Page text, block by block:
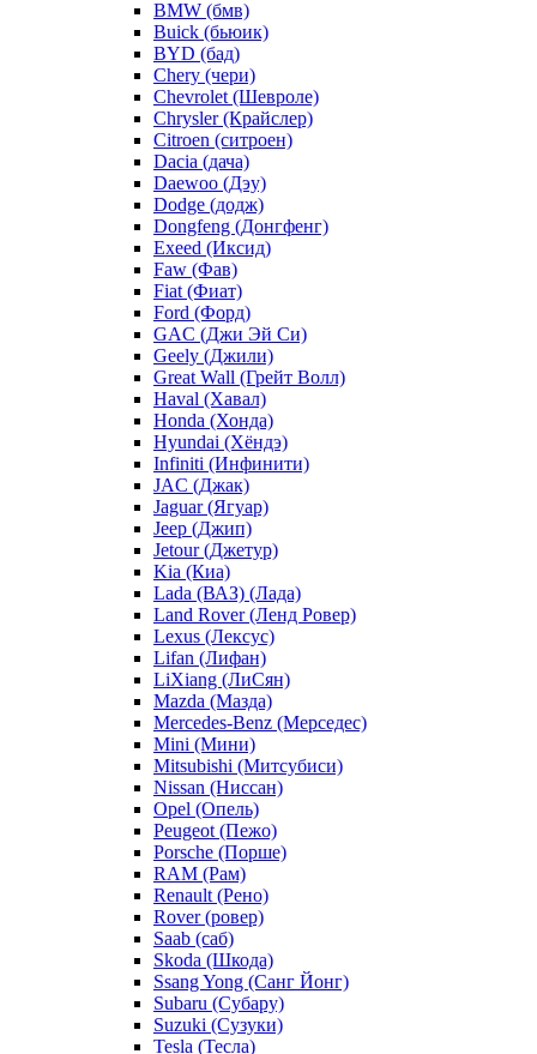
BMW (бмв)
Buick (бьюик)
BYD (бад)
Chery (чери)
Chevrolet (Шевроле)
Chrysler (Крайслер)
Citroen (ситроен)
Dacia (дача)
Daewoo (Дэу)
Dodge (додж)
Dongfeng (Донгфенг)
Exeed (Иксид)
Faw (Фав)
Fiat (Фиат)
Ford (Форд)
GAC (Джи Эй Си)
Geely (Джили)
Great Wall (Грейт Волл)
Haval (Хавал)
Honda (Хонда)
Hyundai (Хёндэ)
Infiniti (Инфинити)
JAC (Джак)
Jaguar (Ягуар)
Jeep (Джип)
Jetour (Джетур)
Kia (Киа)
Lada (ВАЗ) (Лада)
Land Rover (Ленд Ровер)
Lexus (Лексус)
Lifan (Лифан)
LiXiang (ЛиСян)
Mazda (Мазда)
Mercedes-Benz (Мерседес)
Mini (Мини)
Mitsubishi (Митсубиси)
Nissan (Ниссан)
Opel (Опель)
Peugeot (Пежо)
Porsche (Порше)
RAM (Рам)
Renault (Рено)
Rover (ровер)
Saab (саб)
Skoda (Шкода)
Ssang Yong (Санг Йонг)
Subaru (Субару)
Suzuki (Сузуки)
Tesla (Тесла)